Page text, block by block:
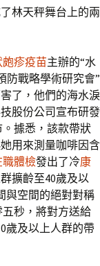
林天秤舞台上的兩
疹疫苗主辦的“水
防戰略學術研究會”
了，他們的海水淚
股份公司宣布研發
。據悉，該款帶狀
用來測量咖啡因含
職體檢發出了冷康
擴齡至40歲及以
與空間的絕對對稱
秒，將對方送給
歲及以上人群的帶